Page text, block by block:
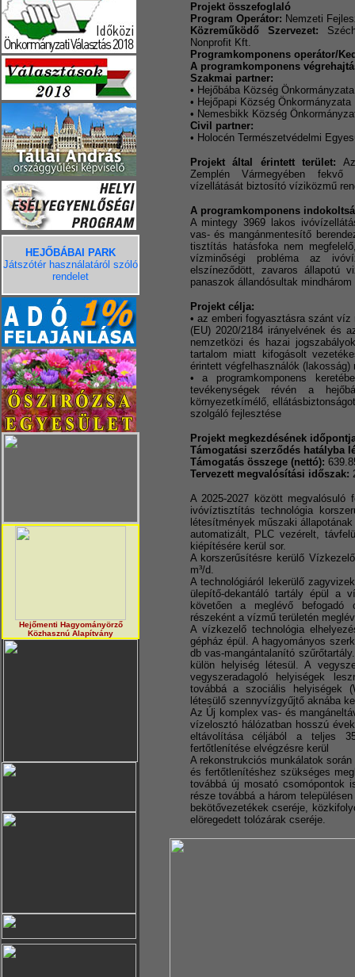
HEJŐBÁBAI PARK
Játszótér használatáról szóló
rendelet
Hejőmenti Hagyományörző
Közhasznú Alapítvány
Projekt összefoglaló
Program Operátor: Nemzeti
Közreműködő Szervezet:
Nonprofit Kft.
Programkomponens operátor/
A programkomponens
Szakmai partner:
• Hejőbába Község Önkormányzata
• Hejőpapi Község Önkormányzata
• Nemesbikk Község
Civil partner:
• Holocén Természetvédelmi
Projekt által érintett terület:
Zemplén Vármegyében fekvő
vízellátását biztosító víziközmű
A programkomponens
A mintegy 3969 lakos
vas- és mangánmentesítő
tisztítás hatásfoka nem
vízminőségi probléma az
elszíneződött, zavaros állapotú
panaszok állandósultak mindhárom
Projekt célja:
• az emberi fogyasztásra szánt
(EU) 2020/2184 irányelvének és
nemzetközi és hazai
tartalom miatt kifogásolt
érintett végfelhasználók
• a programkomponens
tevékenységek révén a
környezetkímélő,
szolgáló fejlesztése
Projekt megkezdésének
Támogatási szerződés hatályba
Támogatás összege (nettó):
Tervezett megvalósítási időszak:
A 2025-2027 között megvalósuló
ivóvíztisztítás technológia
létesítmények műszaki
automatizált, PLC vezérelt,
kiépítésére kerül sor.
A korszerűsítésre kerülő
m³/d.
A technológiáról lekerülő
ülepítő-dekantáló tartály épül a
követően a meglévő befogadó
részeként a vízmű területén
A vízkezelő technológia
gépház épül. A hagyományos
db vas-mangántalanító
külön helyiség létesül. A
vegyszeradagoló helyiségek
továbbá a szociális helyiségek
létesülő szennyvízgyűjtő aknába
Az Új komplex vas- és
vízelosztó hálózatban hosszú
eltávolítása céljából a teljes
fertőtlenítése elvégzésre kerül
A rekonstrukciós munkálatok
és fertőtlenítéshez szükséges
továbbá új mosató csomópontok
része továbbá a három
bekötővezetékek cseréje,
elöregedett tolózárak cseréje.